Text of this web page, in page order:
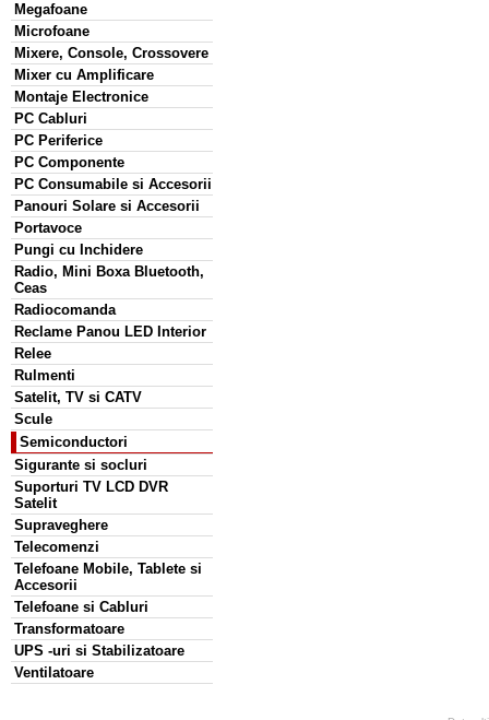
Megafoane
Microfoane
Mixere, Console, Crossovere
Mixer cu Amplificare
Montaje Electronice
PC Cabluri
PC Periferice
PC Componente
PC Consumabile si Accesorii
Panouri Solare si Accesorii
Portavoce
Pungi cu Inchidere
Radio, Mini Boxa Bluetooth,
Ceas
Radiocomanda
Reclame Panou LED Interior
Relee
Rulmenti
Satelit, TV si CATV
Scule
Semiconductori
Sigurante si socluri
Suporturi TV LCD DVR
Satelit
Supraveghere
Telecomenzi
Telefoane Mobile, Tablete si
Accesorii
Telefoane si Cabluri
Transformatoare
UPS -uri si Stabilizatoare
Ventilatoare